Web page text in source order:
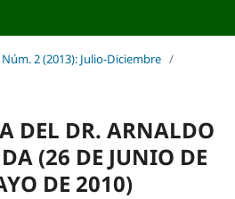
2 (2013): Julio-Diciembre /
DEL DR. ARNALDO
(26 DE JUNIO DE
DE 2010)